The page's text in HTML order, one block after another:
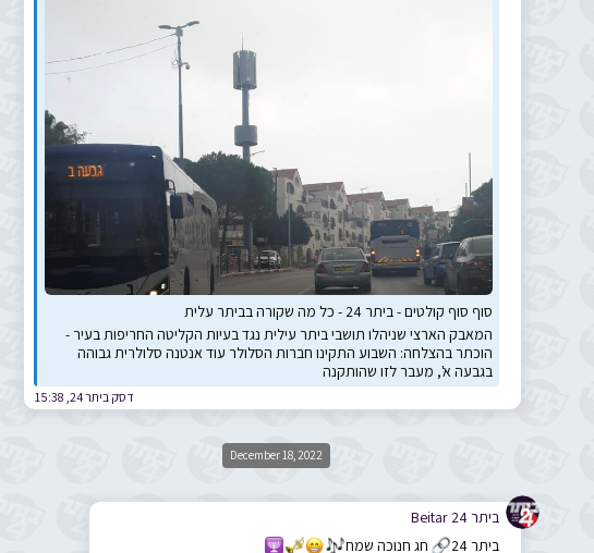
סוף סוף קולטים - ביתר 24 - כל מה שקורה בביתר עלית
המאבק הארצי שניהלו תושבי ביתר עילית נגד בעיות הקליטה החריפות בעיר -
הוכתר בהצלחה: השבוע התקינו חברות הסלולר עוד אנטנה סלולרית גבוהה
בגבעה א', מעבר לזו שהותקנה
דסק ביתר 24 ,
15:38
ביתר 24 Beitar
ביתר 24
🔗חג חנוכה שמח
🎶
😁
🎺
🕎
December 18, 2022